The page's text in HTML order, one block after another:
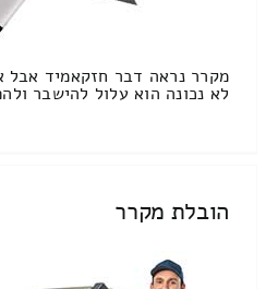
מקרר נראה דבר חזקאמיד אבל
לא נכונה הוא עלול להישבר
הובלת מקרר